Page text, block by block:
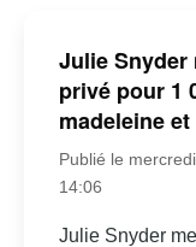
Julie Snyder
privé pour 1
madeleine
Publié le
14:06
Julie Snyder